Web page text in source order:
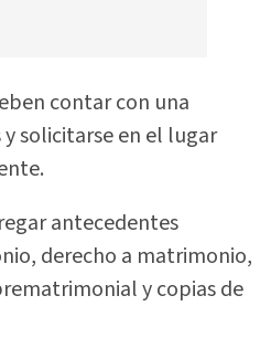
contar con una
solicitarse en el lugar
antecedentes
derecho a matrimonio,
y copias de